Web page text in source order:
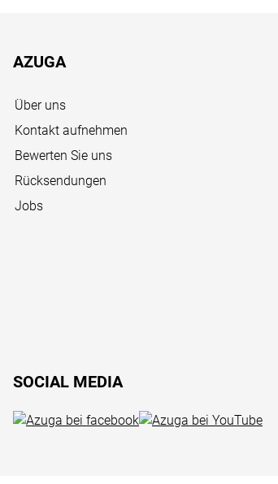
AZUGA
Über uns
Kontakt aufnehmen
Bewerten Sie uns
Rücksendungen
Jobs
SOCIAL MEDIA